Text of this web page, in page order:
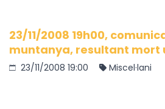
23/11/2008 19h00,
muntanya, resultant mort
23/11/2008 19:00 Miscel·lani